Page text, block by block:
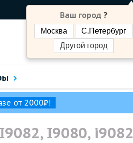
Ваш город ?
Москва
С.Петербург
Другой город
от 2000₽!
I9080, i9082